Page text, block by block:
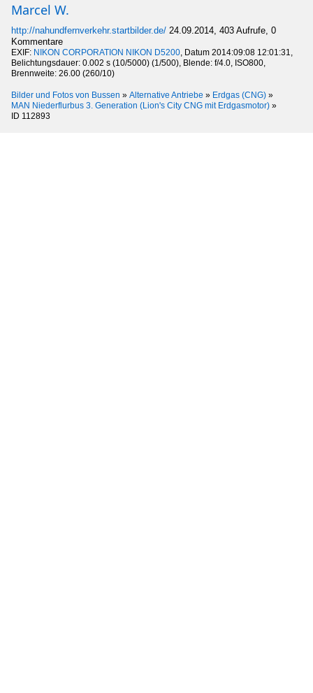
Marcel W.
http://nahundfernverkehr.startbilder.de/ 24.09.2014, 403 Aufrufe, 0
Kommentare
EXIF: NIKON CORPORATION NIKON D5200, Datum 2014:09:08 12:01:31,
Belichtungsdauer: 0.002 s (10/5000) (1/500), Blende: f/4.0, ISO800,
Brennweite: 26.00 (260/10)
Bilder und Fotos von Bussen » Alternative Antriebe » Erdgas (CNG) »
MAN Niederflurbus 3. Generation (Lion's City CNG mit Erdgasmotor) »
ID 112893